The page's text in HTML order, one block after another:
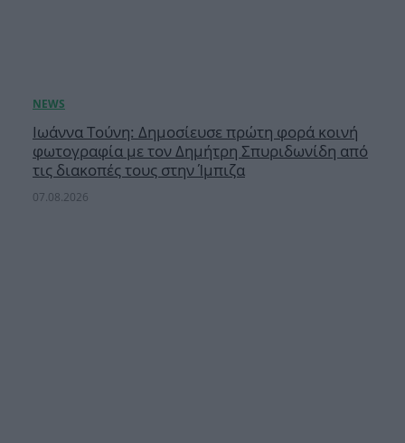
Ιωάννα Τούνη: Δημοσίευσε πρώτη φορά κοινή
φωτογραφία με τον Δημήτρη Σπυριδωνίδη από
τις διακοπές τους στην Ίμπιζα
07.08.2026